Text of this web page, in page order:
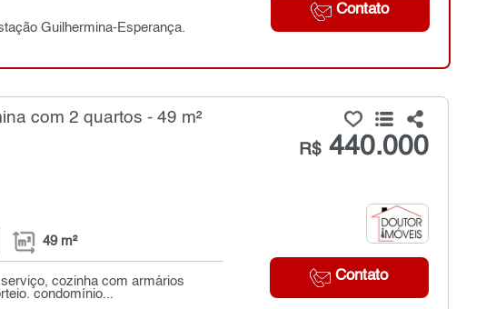
Contato
Guilhermina-Esperança.
com 2 quartos - 49 m²
R$440.000
Contato
49 m²
cozinha com armários
condomínio...